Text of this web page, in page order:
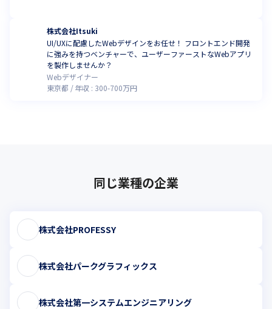
株式会社Itsuki
UI/UXに配慮したWebデザインをお任せ！ フロントエンド開発
に強みを持つベンチャーで、ユーザーファーストなWebアプリ
を製作しませんか？
Webデザイナー
東京都
年収 : 300-700万円
同じ業種の企業
株式会社PROFESSY
株式会社パークグラフィックス
株式会社第一システムエンジニアリング